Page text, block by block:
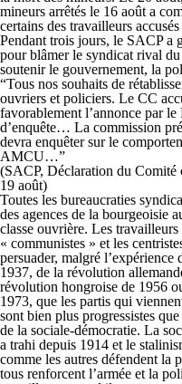
mineurs arrêtés le 16 août a
certains des travailleurs
Pendant trois jours, le SACP a
pour blâmer le syndicat rival
soutenir le gouvernement, la
“Tous nos souhaits de
ouvriers et policiers. Le CC
favorablement l’annonce par
d’enquête… La commission
devra enquêter sur le
AMCU…”
(SACP, Déclaration du Comité
19 août)
Toutes les bureaucraties
des agences de la bourgeoisie
classe ouvrière. Les
« communistes » et les
persuader, malgré
1937, de la révolution
révolution hongroise de 1956
1973, que les partis qui
sont bien plus progressistes
de la sociale-démocratie. La
a trahi depuis 1914 et le
comme les autres défendent la
tous renforcent l’armée et la